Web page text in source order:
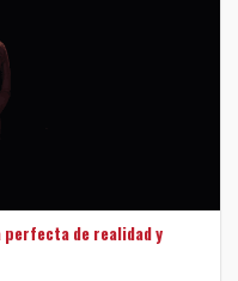
de realidad y